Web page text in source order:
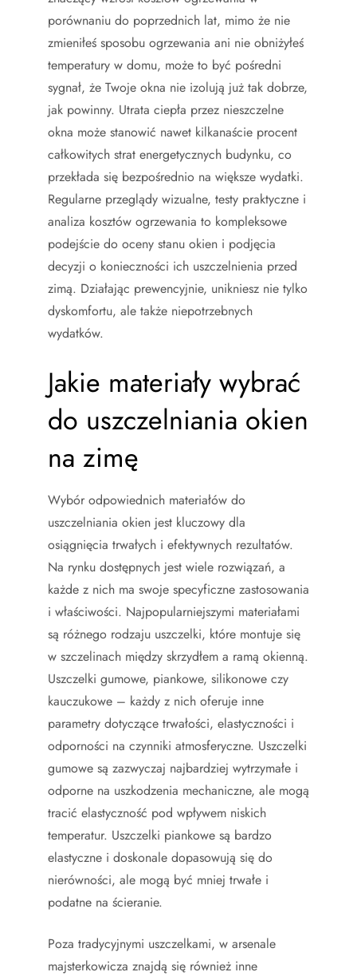
porównaniu do poprzednich lat, mimo że nie
zmieniłeś sposobu ogrzewania ani nie obniżyłeś
temperatury w domu, może to być pośredni
sygnał, że Twoje okna nie izolują już tak dobrze,
jak powinny. Utrata ciepła przez nieszczelne
okna może stanowić nawet kilkanaście procent
całkowitych strat energetycznych budynku, co
przekłada się bezpośrednio na większe wydatki.
Regularne przeglądy wizualne, testy praktyczne i
analiza kosztów ogrzewania to kompleksowe
podejście do oceny stanu okien i podjęcia
decyzji o konieczności ich uszczelnienia przed
zimą. Działając prewencyjnie, unikniesz nie tylko
dyskomfortu, ale także niepotrzebnych
wydatków.
Jakie materiały wybrać
do uszczelniania okien
na zimę
Wybór odpowiednich materiałów do
uszczelniania okien jest kluczowy dla
osiągnięcia trwałych i efektywnych rezultatów.
Na rynku dostępnych jest wiele rozwiązań, a
każde z nich ma swoje specyficzne zastosowania
i właściwości. Najpopularniejszymi materiałami
są różnego rodzaju uszczelki, które montuje się
w szczelinach między skrzydłem a ramą okienną.
Uszczelki gumowe, piankowe, silikonowe czy
kauczukowe – każdy z nich oferuje inne
parametry dotyczące trwałości, elastyczności i
odporności na czynniki atmosferyczne. Uszczelki
gumowe są zazwyczaj najbardziej wytrzymałe i
odporne na uszkodzenia mechaniczne, ale mogą
tracić elastyczność pod wpływem niskich
temperatur. Uszczelki piankowe są bardzo
elastyczne i doskonale dopasowują się do
nierówności, ale mogą być mniej trwałe i
podatne na ścieranie.
Poza tradycyjnymi uszczelkami, w arsenale
majsterkowicza znajdą się również inne